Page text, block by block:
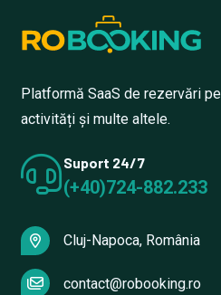
Platformă SaaS de rezervări
activități și multe altele.
Suport 24/7
(+40)724-882.233
Cluj-Napoca, România
contact@robooking.ro